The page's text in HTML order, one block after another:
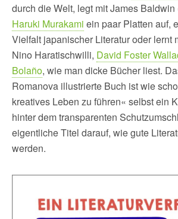
durch die Welt, legt mit James
Haruki Murakami ein paar Platten auf,
Vielfalt japanischer Literatur oder lernt
Nino Haratischwilli, David Foster
Bolaño, wie man dicke Bücher liest.
Romanova illustrierte Buch ist wie
kreatives Leben zu führen« selbst ein
hinter dem transparenten
eigentliche Titel darauf, wie gute
werden.